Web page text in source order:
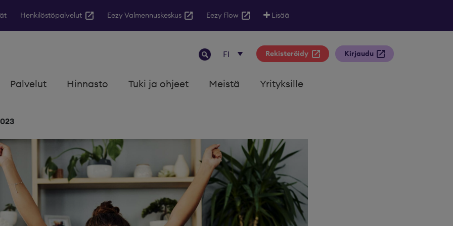
Henkilöstöpalvelut Eezy Valmennuskeskus Eezy Flow Lisää
Rekisteröidy Kirjaudu
Palvelut Hinnasto Tuki ja ohjeet Meistä Yrityksille